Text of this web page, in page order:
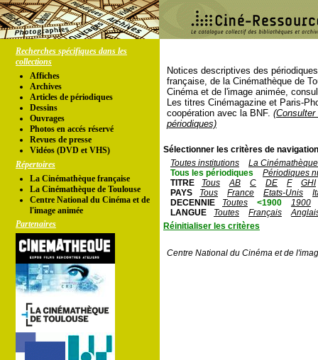
Recherches spécifiques dans les
collections
Affiches
Archives
Articles de périodiques
Dessins
Ouvrages
Photos en accés réservé
Revues de presse
Vidéos (DVD et VHS)
Répertoires
La Cinémathèque française
La Cinémathèque de Toulouse
Centre National du Cinéma et de
l'image animée
Partenaires
Notices descriptives des
française, de la Cinémathèque de
Cinéma et de l'image animée,
Les titres Cinémagazine et Paris-
coopération avec la BNF.
périodiques)
Sélectionner les critères de
Toutes institutions
La
Tous les périodiques
Périodiques
TITRE
Tous AB C DE F
GHI
PAYS
Tous France Etats-Unis
DECENNIE
Toutes <1900
1900
LANGUE
Toutes Français
Réinitialiser les critères
Centre National du Cinéma et de